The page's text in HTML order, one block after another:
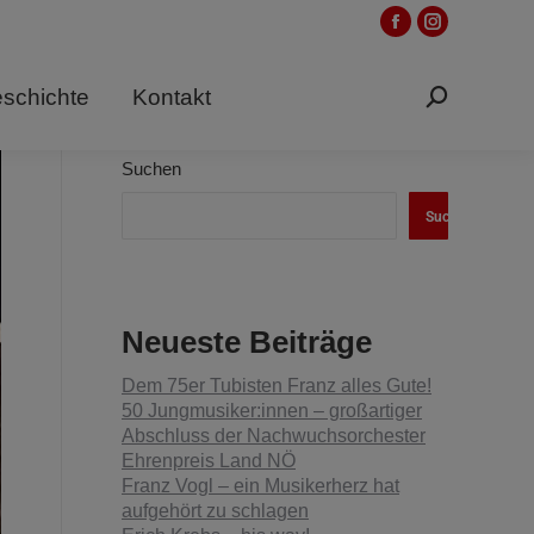
Facebook
wird
neuen
Fenster
Instagram
wird
neuen
Fenster
Kontakt Suchen:
Suchen
Suchen
Neueste Beiträge
Dem 75er Tubisten Franz alles Gute!
50 Jungmusiker:innen – großartiger
Abschluss der Nachwuchsorchester
Ehrenpreis Land NÖ
Franz Vogl – ein Musikerherz hat
aufgehört zu schlagen